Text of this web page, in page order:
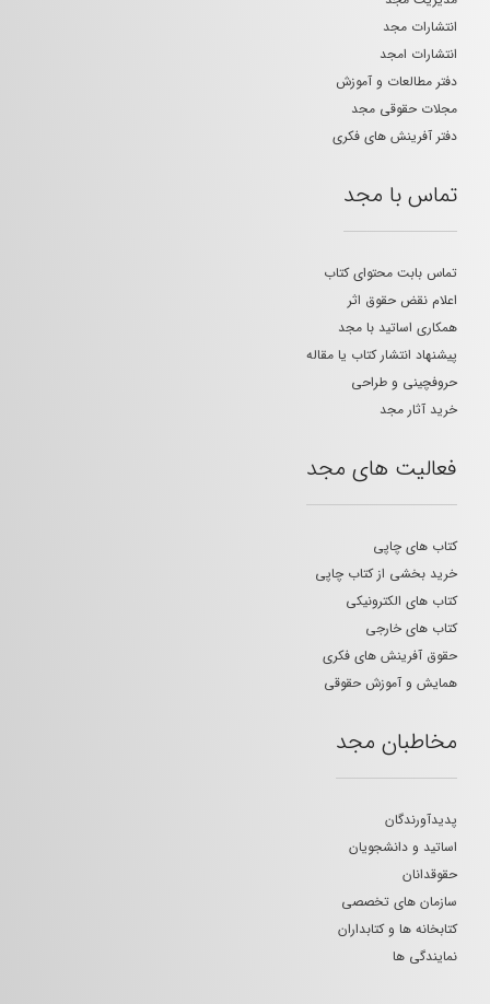
انتشارات مجد
انتشارات امجد
دفتر مطالعات و آموزش
مجلات حقوقی مجد
دفتر آفرینش های فکری
تماس با مجد
تماس بابت محتوای کتاب
اعلام نقض حقوق اثر
همکاری اساتید با مجد
پیشنهاد انتشار کتاب یا مقاله
حروفچینی و طراحی
خرید آثار مجد
فعالیت های مجد
کتاب های چاپی
خرید بخشی از کتاب چاپی
کتاب های الکترونیکی
کتاب های خارجی
حقوق آفرینش های فکری
همایش و آموزش حقوقی
مخاطبان مجد
پدیدآورندگان
اساتید و دانشجویان
حقوقدانان
سازمان های تخصصی
کتابخانه ها و کتابداران
نمایندگی ها